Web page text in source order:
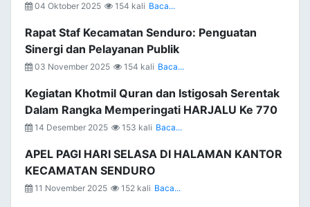
04 Oktober 2025 154 kali Baca...
Rapat Staf Kecamatan Senduro: Penguatan
Sinergi dan Pelayanan Publik
03 November 2025 154 kali Baca...
Kegiatan Khotmil Quran dan Istigosah Serentak
Dalam Rangka Memperingati HARJALU Ke 770
14 Desember 2025 153 kali Baca...
APEL PAGI HARI SELASA DI HALAMAN KANTOR
KECAMATAN SENDURO
11 November 2025 152 kali Baca...